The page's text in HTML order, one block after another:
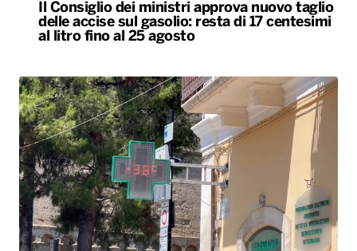
Il Consiglio dei ministri approva nuovo taglio
delle accise sul gasolio: resta di 17 centesimi
al litro fino al 25 agosto